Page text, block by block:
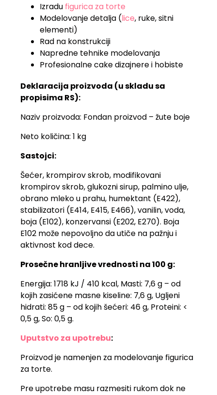
Izradu figurica za torte
Modelovanje detalja (lice, ruke, sitni
elementi)
Rad na konstrukciji
Napredne tehnike modelovanja
Profesionalne cake dizajnere i hobiste
Deklaracija proizvoda (u skladu sa
propisima RS):
Naziv proizvoda: Fondan proizvod – žute boje
Neto količina: 1 kg
Sastojci:
Šećer, krompirov skrob, modifikovani
krompirov skrob, glukozni sirup, palmino ulje,
obrano mleko u prahu, humektant (E422),
stabilizatori (E414, E415, E466), vanilin, voda,
boja (E102), konzervansi (E202, E270). Boja
E102 može nepovoljno da utiče na pažnju i
aktivnost kod dece.
Prosečne hranljive vrednosti na 100 g:
Energija: 1718 kJ / 410 kcal, Masti: 7,6 g – od
kojih zasićene masne kiseline: 7,6 g, Ugljeni
hidrati: 85 g – od kojih šećeri: 46 g, Proteini: <
0,5 g, So: 0,5 g.
Uputstvo za upotrebu:
Proizvod je namenjen za modelovanje figurica
za torte.
Pre upotrebe masu razmesiti rukom dok ne